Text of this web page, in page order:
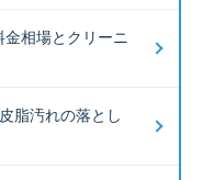
相場とクリーニ
脂汚れの落とし